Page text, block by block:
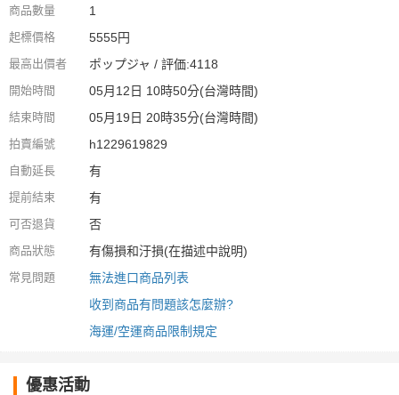
商品數量 1
起標價格 5555円
最高出價者 ポップジャ / 評価:4118
開始時間 05月12日 10時50分(台灣時間)
結束時間 05月19日 20時35分(台灣時間)
拍賣編號 h1229619829
自動延長 有
提前結束 有
可否退貨 否
商品狀態 有傷損和汙損(在描述中說明)
常見問題
無法進口商品列表
收到商品有問題該怎麼辦?
海運/空運商品限制規定
優惠活動